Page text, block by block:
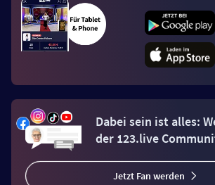
Dabei sein ist alles:
der 123.live
Jetzt Fan werden